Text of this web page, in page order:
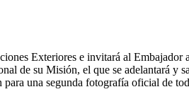
Exteriores e invitará al Embajador
de su Misión, el que se adelantará y
una segunda fotografía oficial de